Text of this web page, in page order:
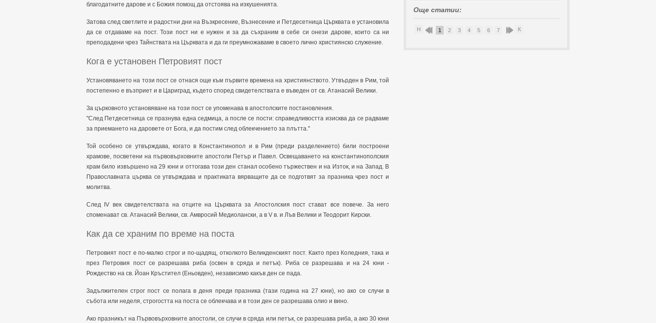
благодатните дарове и с Божия помощ да отстоява на изкушенията.
Затова след светлите и радостни дни на Възкресение, Възнесение и Петдесетница Църквата е установила
да се отдаваме на пост. Този пост ни е нужен и за да съхраним в себе си онези дарове, които са ни
преподадени чрез Тайнствата на Църквата и да ги преумножаваме в своето лично християнско служение.
Кога е установен Петровият пост
Установяването на този пост се отнася още към първите времена на християнството. Утвърден в Рим, той
постепенно е възприет и в Цариград, където според свидетелствата е въведен от св. Атанасий Велики.
За църковното установяване на този пост се упоменава в апостолските постановления.
"След Петдесетница се празнува една седмица, а после се пости: справедливостта изисква да се радваме
за приемането на даровете от Бога, и да постим след облекчението за плътта."
Той особено се утвърждава, когато в Константинопол и в Рим (преди разделението) били построени
храмове, посветени на първовърховните апостоли Петър и Павел. Освещаването на константинополския
храм било извършено на 29 юни и оттогава този ден станал особено тържествен и на Изток, и на Запад. В
Православната църква се утвърждава и практиката вярващите да се подготвят за празника чрез пост и
молитва.
След IV век свидетелствата на отците на Църквата за Апостолския пост стават все повече. За него
споменават св. Атанасий Велики, св. Амвросий Медиолански, а в V в. и Лъв Велики и Теодорит Кирски.
Как да се храним по време на поста
Петровият пост е по-малко строг и по-щадящ, отколкото Великденският пост. Както през Коледния, така и
през Петровия пост се разрешава риба (освен в сряда и петък). Риба се разрешава и на 24 юни -
Рождество на св. Йоан Кръстител (Еньовден), независимо какъв ден се пада.
Задължителен строг пост се полага в деня преди празника (тази година на 27 юни), но ако се случи в
събота или неделя, строгостта на поста се облекчава и в този ден се разрешава олио и вино.
Ако празникът на Първовърховните апостоли, се случи в сряда или петък, се разрешава риба, а ако 30 юни
Още статии:
Н 1 2 3 4 5 6 7 8 9К